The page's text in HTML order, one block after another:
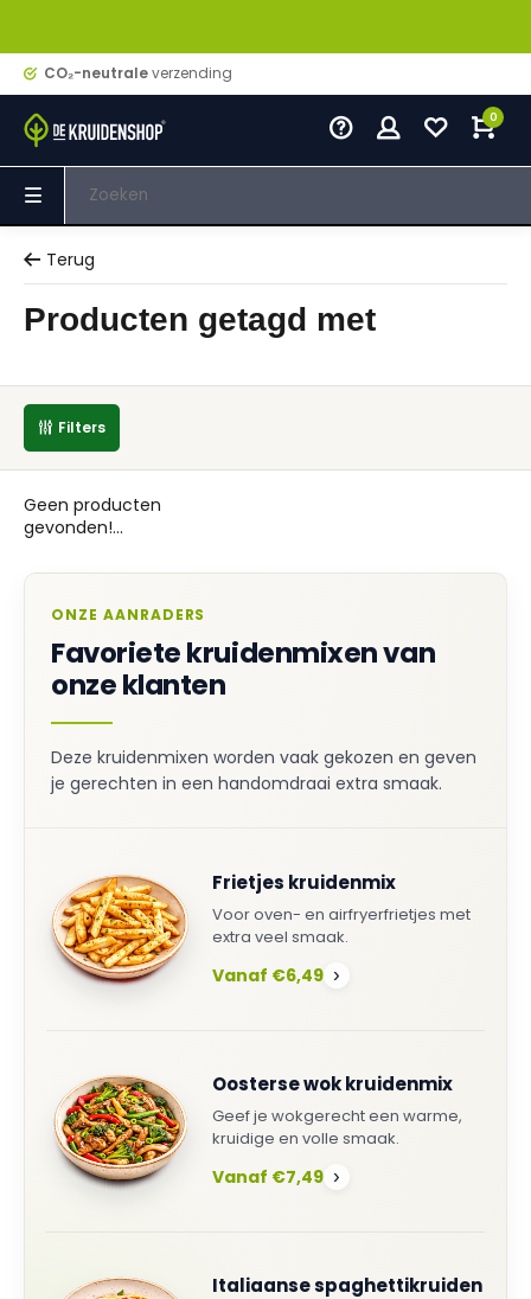
CO₂-neutraleverzending
0
Terug
Producten getagd met
Filters
Geen producten
gevonden!...
ONZE AANRADERS
Favoriete kruidenmixen van
onze klanten
Deze kruidenmixen worden vaak gekozen en geven
je gerechten in een handomdraai extra smaak.
Frietjes kruidenmix
Voor oven- en airfryerfrietjes met
extra veel smaak.
Vanaf €6,49 ›
Oosterse wok kruidenmix
Geef je wokgerecht een warme,
kruidige en volle smaak.
Vanaf €7,49 ›
Italiaanse spaghettikruiden